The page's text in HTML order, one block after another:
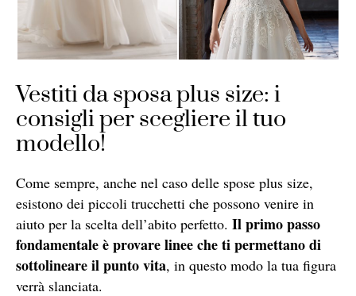
Vestiti da sposa plus size: i
consigli per scegliere il tuo
modello!
Come sempre, anche nel caso delle spose plus size,
esistono dei piccoli trucchetti che possono venire in
aiuto per la scelta dell’abito perfetto. Il primo passo
fondamentale è provare linee che ti permettano di
sottolineare il punto vita, in questo modo la tua figura
verrà slanciata.